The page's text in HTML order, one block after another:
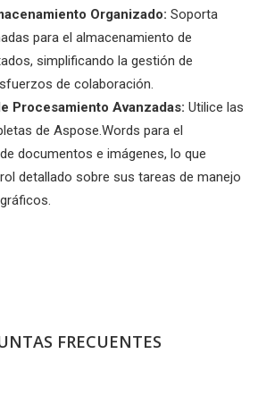
Organizado: Soporta
para el almacenamiento de
simplificando la gestión de
de colaboración.
Procesamiento Avanzadas: Utilice las
de Aspose.Words para el
documentos e imágenes, lo que
detallado sobre sus tareas de manejo
FRECUENTES